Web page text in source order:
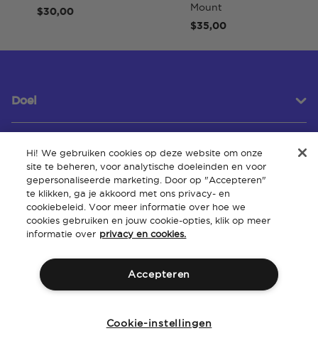
$30,00
Mount
$35,00
Doel
Klantenservice
Over
Hi! We gebruiken cookies op deze website om onze
site te beheren, voor analytische doeleinden en voor
gepersonaliseerde marketing. Door op "Accepteren"
te klikken, ga je akkoord met ons privacy- en
cookiebeleid. Voor meer informatie over hoe we
cookies gebruiken en jouw cookie-opties, klik op meer
informatie over privacy en cookies.
Accepteren
Cookie-instellingen